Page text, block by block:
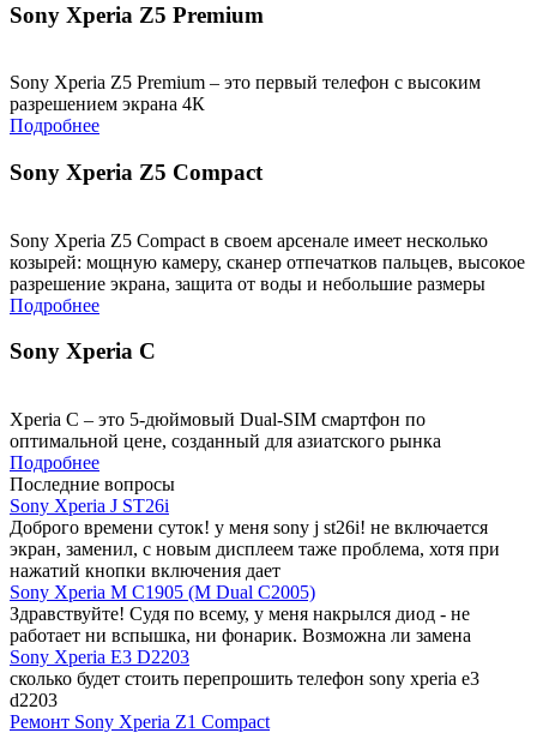
Sony Xperia Z5 Premium
Sony Xperia Z5 Premium – это первый телефон с высоким
разрешением экрана 4К
Подробнее
Sony Xperia Z5 Compact
Sony Xperia Z5 Compact в своем арсенале имеет несколько
козырей: мощную камеру, сканер отпечатков пальцев, высокое
разрешение экрана, защита от воды и небольшие размеры
Подробнее
Sony Xperia C
Xperia C – это 5-дюймовый Dual-SIM смартфон по
оптимальной цене, созданный для азиатского рынка
Подробнее
Последние вопросы
Sony Xperia J ST26i
Доброго времени суток! у меня sony j st26i! не включается
экран, заменил, с новым дисплеем таже проблема, хотя при
нажатий кнопки включения дает
Sony Xperia M C1905 (M Dual C2005)
Здравствуйте! Судя по всему, у меня накрылся диод - не
работает ни вспышка, ни фонарик. Возможна ли замена
Sony Xperia E3 D2203
сколько будет стоить перепрошить телефон sony xperia e3
d2203
Ремонт Sony Xperia Z1 Compact